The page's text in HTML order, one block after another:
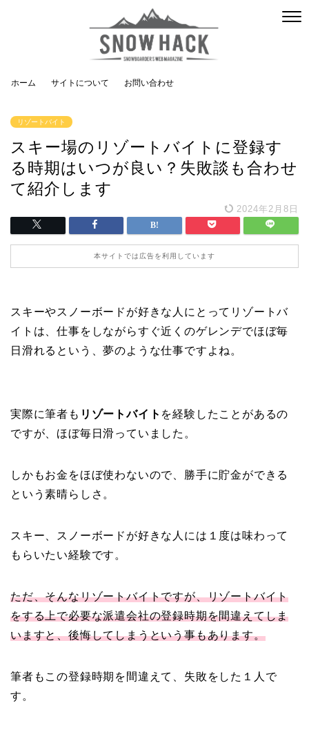
ホーム サイトについて お問い合わせ
リゾートバイト
スキー場のリゾートバイトに登録す
る時期はいつが良い？失敗談も合わせ
て紹介します
2024年2月8日
本サイトでは広告を利用しています
スキーやスノーボードが好きな人にとってリゾートバ
イトは、仕事をしながらすぐ近くのゲレンデでほぼ毎
日滑れるという、夢のような仕事ですよね。
実際に筆者も リゾートバイト を経験したことがあるの
ですが、ほぼ毎日滑っていました。
しかもお金をほぼ使わないので、勝手に貯金ができる
という素晴らしさ。
スキー、スノーボードが好きな人には１度は味わって
もらいたい経験です。
ただ、そんなリゾートバイトですが、リゾートバイト
をする上で必要な派遣会社の登録時期を間違えてしま
いますと、後悔してしまうという事もあります。
筆者もこの登録時期を間違えて、失敗をした１人で
す。